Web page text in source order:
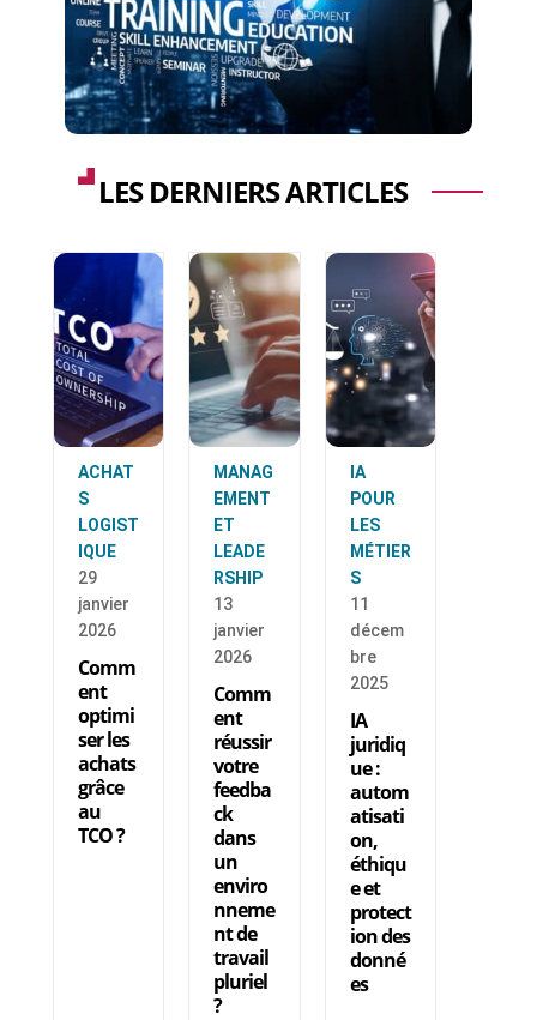
LES DERNIERS ARTICLES
ACHAT
S
LOGIST
IQUE
29
janvier
2026
Comm
ent
optimi
ser les
achats
grâce
au
TCO ?
MANAG
EMENT
ET
LEADE
RSHIP
13
janvier
2026
Comm
ent
réussir
votre
feedba
ck
dans
un
enviro
nneme
nt de
travail
pluriel
?
IA
POUR
LES
MÉTIER
S
11
décem
bre
2025
IA
juridiq
ue :
autom
atisati
on,
éthiqu
e et
protect
ion des
donné
es